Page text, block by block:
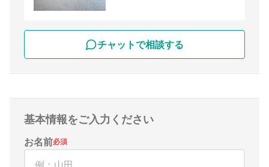
チャットで相談する
基本情報をご入力ください
お名前必須